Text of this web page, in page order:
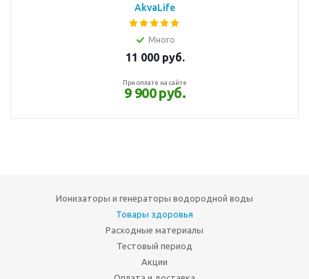
AkvaLife
Много
11 000руб.
При оплате на сайте
9 900 руб.
Ионизаторы и генераторы водородной воды
Товары здоровья
Расходные материалы
Тестовый период
Акции